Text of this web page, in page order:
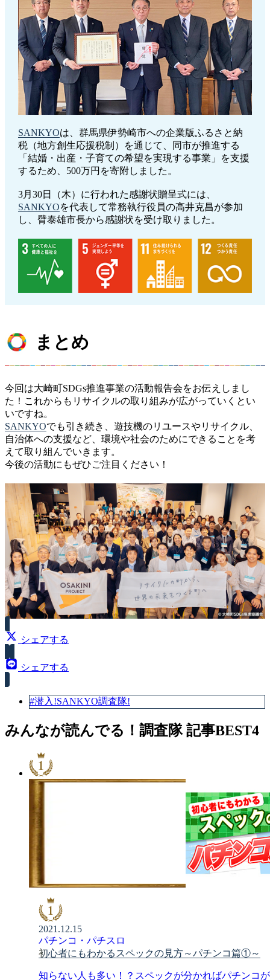
SANKYOは、群馬県伊勢崎市への企業版ふるさと納
税（地方創生応援税制）を通じて、同市が推進する
「結婚・出産・子育ての希望を実現する事業」を支援
するため、500万円を寄附しました。
3月30日（木）に行われた感謝状贈呈式には、
SANKYOを代表して常務執行役員の高井克昌が参加
し、臂泰雄市長から感謝状を受け取りました。
まとめ
今回は大崎町SDGs推進事業の活動報告会をお伝えしまし
た！これからもリサイクルの取り組みが広がっていくとい
いですね。
SANKYOでも引き続き、遊技機のリユースやリサイクル、
自治体への支援など、環境や社会のためにできることを考
えて取り組んでいきます。
今後の活動にもぜひご注目ください！
シェアする
シェアする
#潜入!SANKYO調査隊!
みんなが読んでる！調査隊 記事BEST4
2021.12.15
パチンコ・パチスロ
初心者にもわかるスペックの見方～パチンコ篇①～
知らない人も多い！？スペックが分かればパチンコ